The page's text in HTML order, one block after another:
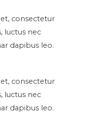
consectetur
luctus nec
dapibus leo.
consectetur
luctus nec
dapibus leo.